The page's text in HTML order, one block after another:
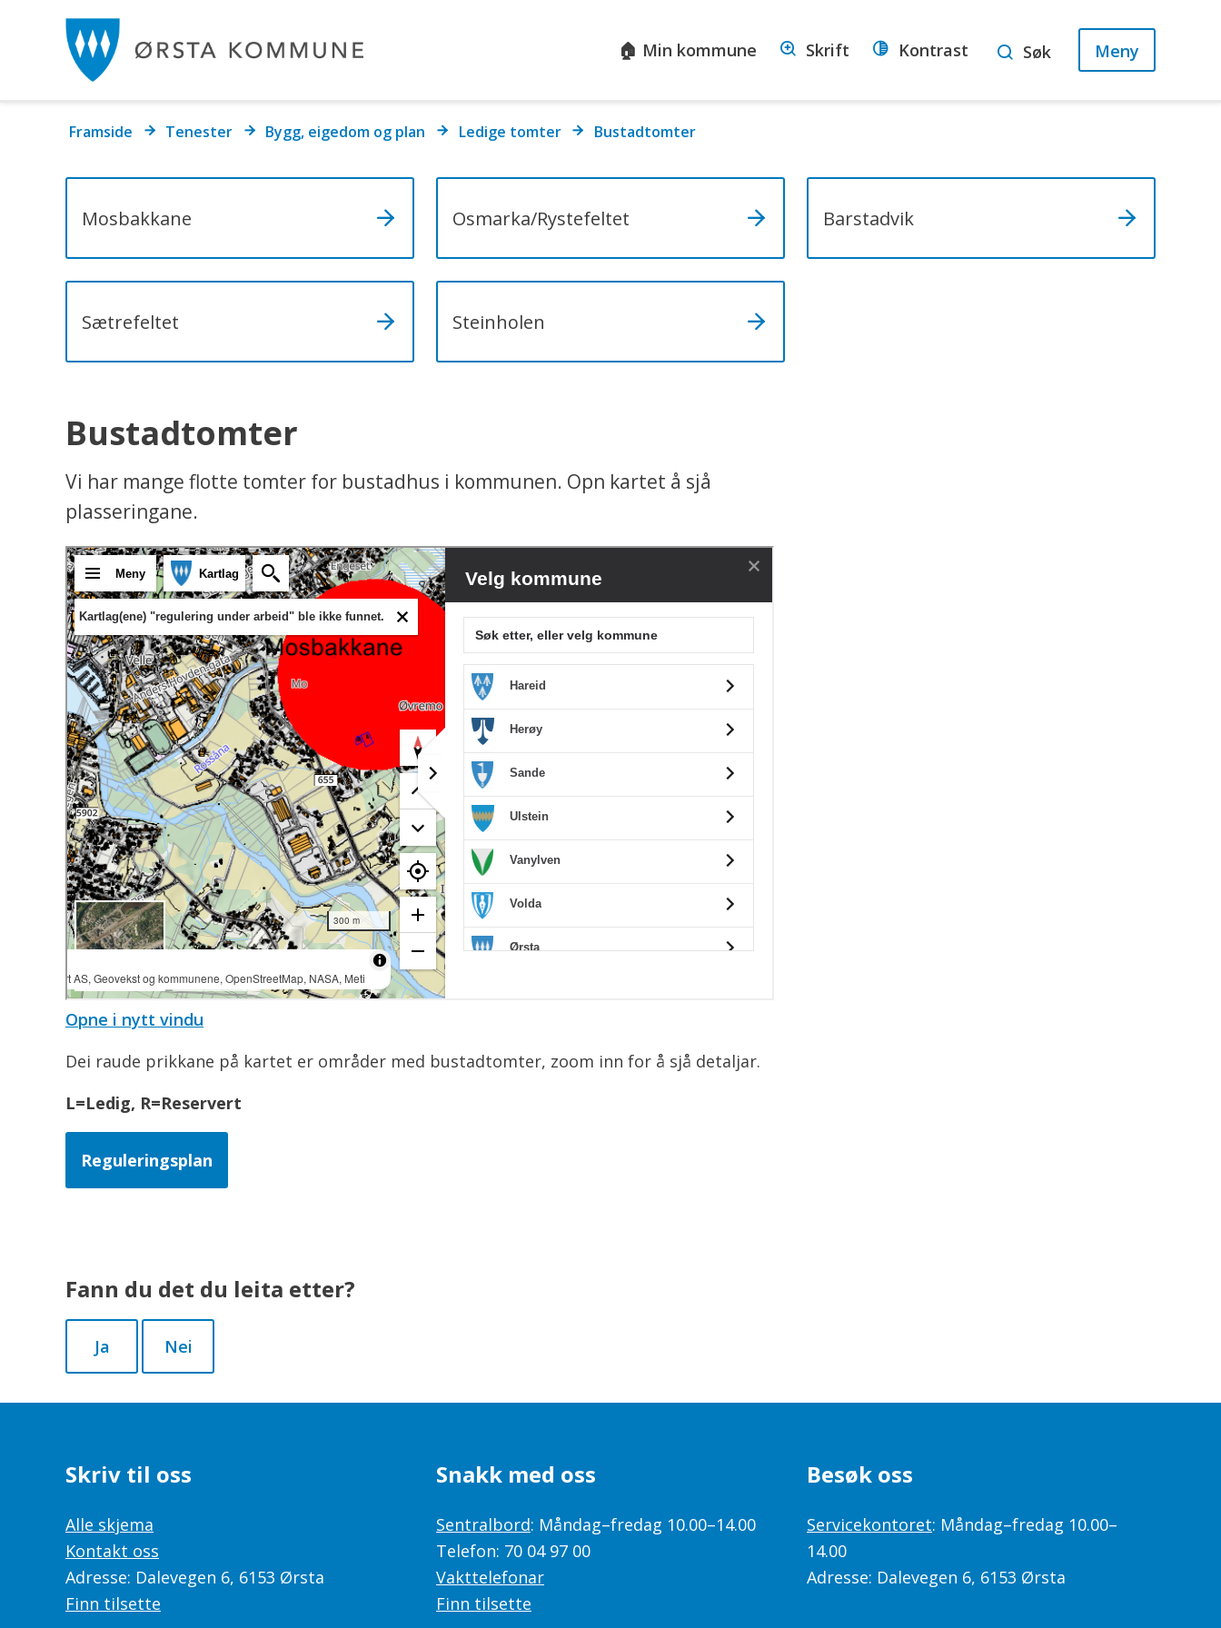
Ørsta
🏠 Min kommune Skrift Kontrast Søk Meny
Du
Framside Tenester Bygg, eigedom og plan Ledige tomter Bustadtomter
Mosbakkane Osmarka/Rystefeltet Barstadvik
Sætrefeltet Steinholen
Bustadtomter
Vi har mange flotte tomter for bustadhus i kommunen. Opn kartet å sjå
plasseringane.
Opne i nytt vindu
Dei raude prikkane på kartet er områder med bustadtomter, zoom inn for å sjå detaljar.
L=Ledig, R=Reservert
Reguleringsplan
Fann du det du leita etter?
Ja Nei
Skriv til oss
Alle skjema
Kontakt oss
Adresse: Dalevegen 6, 6153 Ørsta
Finn tilsette
Snakk med oss
Sentralbord: Måndag–fredag 10.00–14.00
Telefon: 70 04 97 00
Vakttelefonar
Finn tilsette
Besøk oss
Servicekontoret: Måndag–fredag 10.00–
14.00
Adresse: Dalevegen 6, 6153 Ørsta